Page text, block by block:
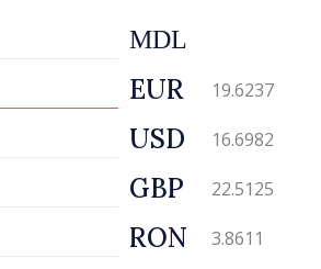
MDL
EUR 19.6237
USD 16.6982
GBP 22.5125
RON 3.8611